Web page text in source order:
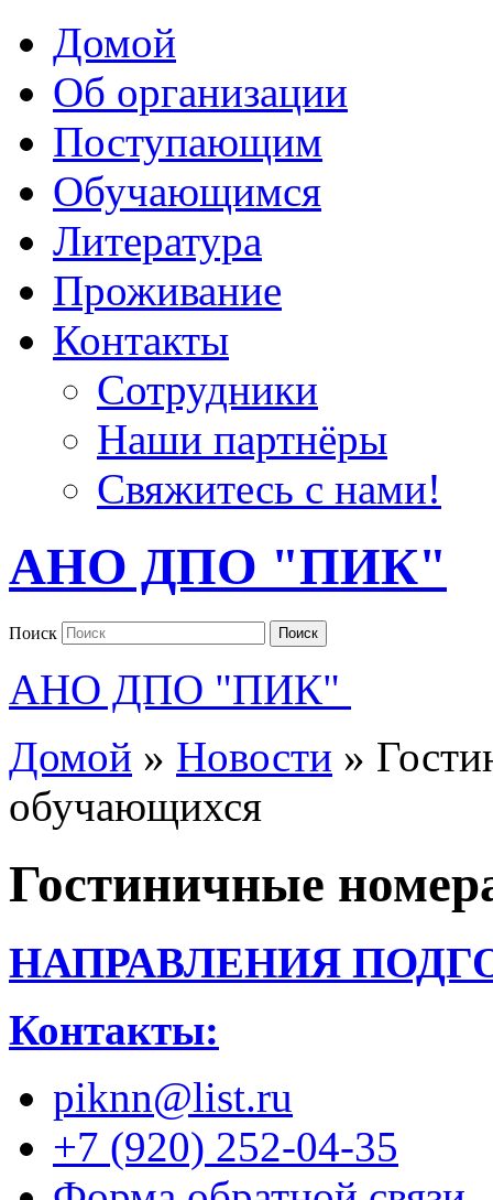
Домой
Об организации
Поступающим
Обучающимся
Литература
Проживание
Контакты
Сотрудники
Наши партнёры
Свяжитесь с нами!
АНО ДПО "ПИК"
Поиск Поиск
АНО ДПО "ПИК"
Домой » Новости »
обучающихся
Гостиничные
НАПРАВЛЕНИЯ
Контакты:
piknn@list.ru
+7 (920) 252-04-35